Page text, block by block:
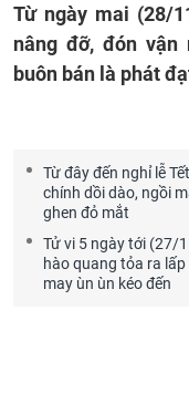
Từ ngày mai (28/
nâng đỡ, đón
buôn bán là phát
Từ đây đến nghỉ lễ
chính dồi dào, ngồi
ghen đỏ mắt
Tử vi 5 ngày tới (27/
hào quang tỏa ra
may ùn ùn kéo đến